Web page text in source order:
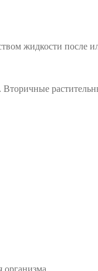
жидкости
организма